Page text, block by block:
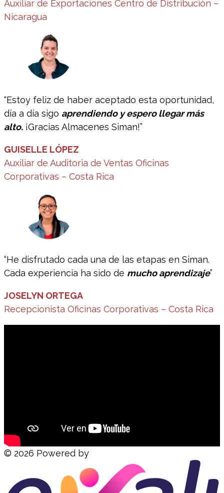
Auxiliar de Exportaciones Centro de Distribución –
Nicaragua
“Estoy feliz de haber aceptado esta oportunidad,
día a día sigo aprendiendo y espero llegar más
alto. ¡Gracias Almacenes Siman!”
GUISELLE LÓPEZ
Auxiliar de Auditoria de Ventas Oficinas
Corporativas – Costa Rica
“He disfrutado cada una de las etapas en Siman.
Cada experiencia ha sido de mucho aprendizaje”
JOSELYN ORTEGA
Recepcionista Oficinas Corporativas – Costa Rica
© 2026 Powered by